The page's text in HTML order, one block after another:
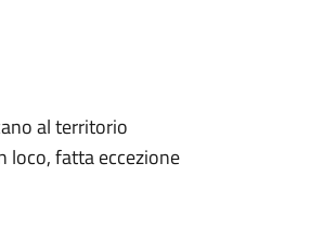
al territorio
loco, fatta eccezione